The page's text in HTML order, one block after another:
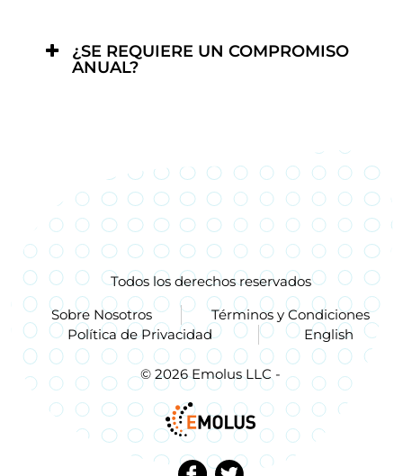
¿SE REQUIERE UN COMPROMISO
ANUAL?
Todos los derechos reservados
Sobre Nosotros
Términos y Condiciones
Política de Privacidad
English
© 2026 Emolus LLC -